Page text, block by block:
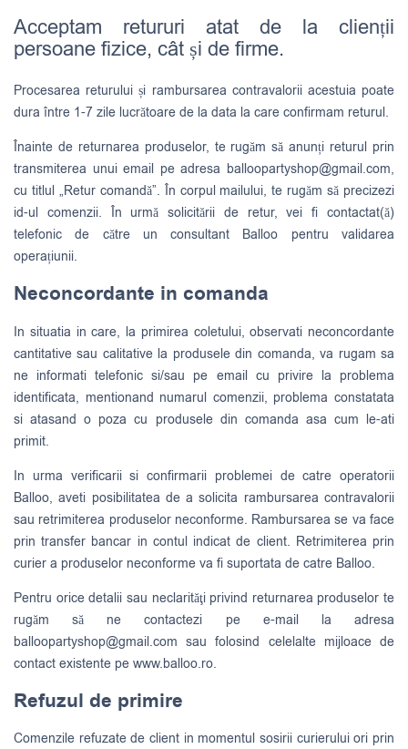
Acceptam retururi atat de la clienții
persoane fizice, cât și de firme.
Procesarea returului și rambursarea contravalorii acestuia poate
dura între 1-7 zile lucrătoare de la data la care confirmam returul.
Înainte de returnarea produselor, te rugăm să anunți returul prin
transmiterea unui email pe adresa balloopartyshop@gmail.com,
cu titlul „Retur comandă”. În corpul mailului, te rugăm să precizezi
id-ul comenzii. În urmă solicitării de retur, vei fi contactat(ă)
telefonic de către un consultant Balloo pentru validarea
operațiunii.
Neconcordante in comanda
In situatia in care, la primirea coletului, observati neconcordante
cantitative sau calitative la produsele din comanda, va rugam sa
ne informati telefonic si/sau pe email cu privire la problema
identificata, mentionand numarul comenzii, problema constatata
si atasand o poza cu produsele din comanda asa cum le-ati
primit.
In urma verificarii si confirmarii problemei de catre operatorii
Balloo, aveti posibilitatea de a solicita rambursarea contravalorii
sau retrimiterea produselor neconforme. Rambursarea se va face
prin transfer bancar in contul indicat de client. Retrimiterea prin
curier a produselor neconforme va fi suportata de catre Balloo.
Pentru orice detalii sau neclarităţi privind returnarea produselor te
rugăm să ne contactezi pe e-mail la adresa
balloopartyshop@gmail.com sau folosind celelalte mijloace de
contact existente pe www.balloo.ro.
Refuzul de primire
Comenzile refuzate de client in momentul sosirii curierului ori prin